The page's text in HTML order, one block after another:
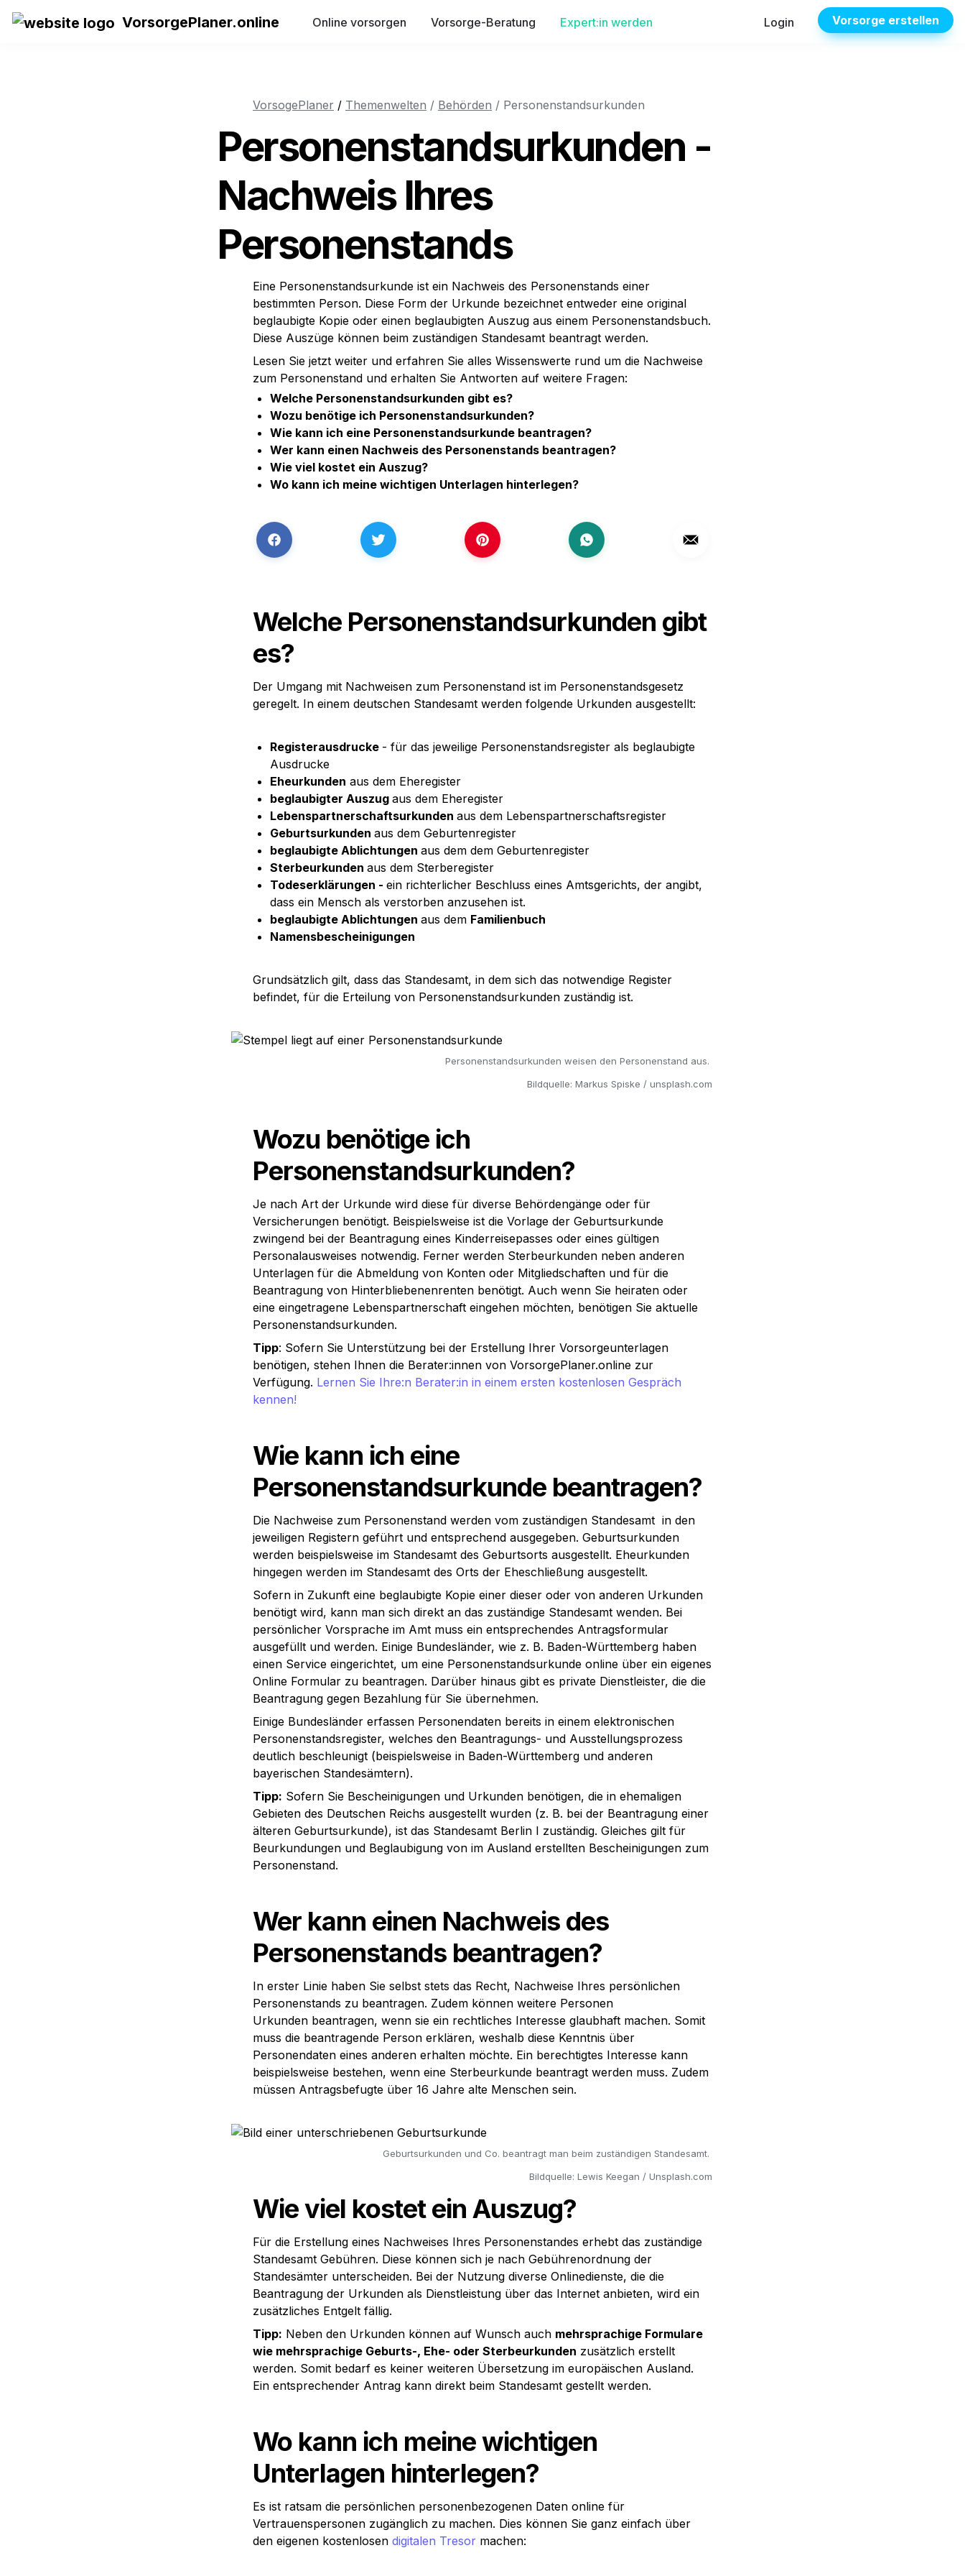
VorsorgePlaner.online Online vorsorgen Vorsorge-Beratung Expert:in werden Login Vorsorge erstellen
VorsogePlaner / Themenwelten / Behörden / Personenstandsurkunden
Personenstandsurkunden -
Nachweis Ihres
Personenstands
Eine Personenstandsurkunde ist ein Nachweis des Personenstands einer
bestimmten Person. Diese Form der Urkunde bezeichnet entweder eine original
beglaubigte Kopie oder einen beglaubigten Auszug aus einem Personenstandsbuch.
Diese Auszüge können beim zuständigen Standesamt beantragt werden.
Lesen Sie jetzt weiter und erfahren Sie alles Wissenswerte rund um die Nachweise
zum Personenstand und erhalten Sie Antworten auf weitere Fragen:
Welche Personenstandsurkunden gibt es?
Wozu benötige ich Personenstandsurkunden?
Wie kann ich eine Personenstandsurkunde beantragen?
Wer kann einen Nachweis des Personenstands beantragen?
Wie viel kostet ein Auszug?
Wo kann ich meine wichtigen Unterlagen hinterlegen?
Welche Personenstandsurkunden gibt
es?
Der Umgang mit Nachweisen zum Personenstand ist im Personenstandsgesetz
geregelt. In einem deutschen Standesamt werden folgende Urkunden ausgestellt:
Registerausdrucke - für das jeweilige Personenstandsregister als beglaubigte
Ausdrucke
Eheurkunden aus dem Eheregister
beglaubigter Auszug aus dem Eheregister
Lebenspartnerschaftsurkunden aus dem Lebenspartnerschaftsregister
Geburtsurkunden aus dem Geburtenregister
beglaubigte Ablichtungen aus dem dem Geburtenregister
Sterbeurkunden aus dem Sterberegister
Todeserklärungen - ein richterlicher Beschluss eines Amtsgerichts, der angibt,
dass ein Mensch als verstorben anzusehen ist.
beglaubigte Ablichtungen aus dem Familienbuch
Namensbescheinigungen
Grundsätzlich gilt, dass das Standesamt, in dem sich das notwendige Register
befindet, für die Erteilung von Personenstandsurkunden zuständig ist.
Personenstandsurkunden weisen den Personenstand aus.
Bildquelle: Markus Spiske / unsplash.com
Wozu benötige ich
Personenstandsurkunden?
Je nach Art der Urkunde wird diese für diverse Behördengänge oder für
Versicherungen benötigt. Beispielsweise ist die Vorlage der Geburtsurkunde
zwingend bei der Beantragung eines Kinderreisepasses oder eines gültigen
Personalausweises notwendig. Ferner werden Sterbeurkunden neben anderen
Unterlagen für die Abmeldung von Konten oder Mitgliedschaften und für die
Beantragung von Hinterbliebenenrenten benötigt. Auch wenn Sie heiraten oder
eine eingetragene Lebenspartnerschaft eingehen möchten, benötigen Sie aktuelle
Personenstandsurkunden.
Tipp: Sofern Sie Unterstützung bei der Erstellung Ihrer Vorsorgeunterlagen
benötigen, stehen Ihnen die Berater:innen von VorsorgePlaner.online zur
Verfügung. Lernen Sie Ihre:n Berater:in in einem ersten kostenlosen Gespräch
kennen!
Wie kann ich eine
Personenstandsurkunde beantragen?
Die Nachweise zum Personenstand werden vom zuständigen Standesamt  in den
jeweiligen Registern geführt und entsprechend ausgegeben. Geburtsurkunden
werden beispielsweise im Standesamt des Geburtsorts ausgestellt. Eheurkunden
hingegen werden im Standesamt des Orts der Eheschließung ausgestellt.
Sofern in Zukunft eine beglaubigte Kopie einer dieser oder von anderen Urkunden
benötigt wird, kann man sich direkt an das zuständige Standesamt wenden. Bei
persönlicher Vorsprache im Amt muss ein entsprechendes Antragsformular
ausgefüllt und werden. Einige Bundesländer, wie z. B. Baden-Württemberg haben
einen Service eingerichtet, um eine Personenstandsurkunde online über ein eigenes
Online Formular zu beantragen. Darüber hinaus gibt es private Dienstleister, die die
Beantragung gegen Bezahlung für Sie übernehmen.
Einige Bundesländer erfassen Personendaten bereits in einem elektronischen
Personenstandsregister, welches den Beantragungs- und Ausstellungsprozess
deutlich beschleunigt (beispielsweise in Baden-Württemberg und anderen
bayerischen Standesämtern).
Tipp: Sofern Sie Bescheinigungen und Urkunden benötigen, die in ehemaligen
Gebieten des Deutschen Reichs ausgestellt wurden (z. B. bei der Beantragung einer
älteren Geburtsurkunde), ist das Standesamt Berlin I zuständig. Gleiches gilt für
Beurkundungen und Beglaubigung von im Ausland erstellten Bescheinigungen zum
Personenstand.
Wer kann einen Nachweis des
Personenstands beantragen?
In erster Linie haben Sie selbst stets das Recht, Nachweise Ihres persönlichen
Personenstands zu beantragen. Zudem können weitere Personen
Urkunden beantragen, wenn sie ein rechtliches Interesse glaubhaft machen. Somit
muss die beantragende Person erklären, weshalb diese Kenntnis über
Personendaten eines anderen erhalten möchte. Ein berechtigtes Interesse kann
beispielsweise bestehen, wenn eine Sterbeurkunde beantragt werden muss. Zudem
müssen Antragsbefugte über 16 Jahre alte Menschen sein.
Geburtsurkunden und Co. beantragt man beim zuständigen Standesamt.
Bildquelle: Lewis Keegan / Unsplash.com
Wie viel kostet ein Auszug?
Für die Erstellung eines Nachweises Ihres Personenstandes erhebt das zuständige
Standesamt Gebühren. Diese können sich je nach Gebührenordnung der
Standesämter unterscheiden. Bei der Nutzung diverse Onlinedienste, die die
Beantragung der Urkunden als Dienstleistung über das Internet anbieten, wird ein
zusätzliches Entgelt fällig.
Tipp: Neben den Urkunden können auf Wunsch auch mehrsprachige Formulare
wie mehrsprachige Geburts-, Ehe- oder Sterbeurkunden zusätzlich erstellt
werden. Somit bedarf es keiner weiteren Übersetzung im europäischen Ausland.
Ein entsprechender Antrag kann direkt beim Standesamt gestellt werden.
Wo kann ich meine wichtigen
Unterlagen hinterlegen?
Es ist ratsam die persönlichen personenbezogenen Daten online für
Vertrauenspersonen zugänglich zu machen. Dies können Sie ganz einfach über
den eigenen kostenlosen digitalen Tresor machen: